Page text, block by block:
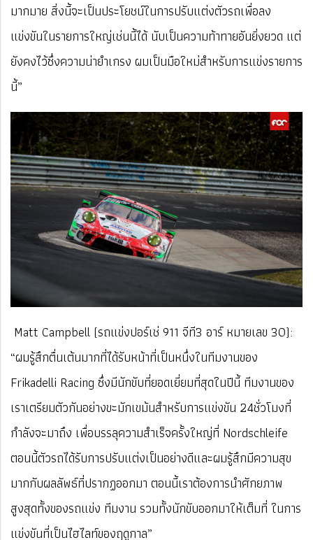
มากมาย สิ่งนี้จะเป็นประโยชน์ในการปรับแต่งตัวรถเพื่อลง
แข่งขันในรายการใหญ่เช่นนี้ได้ นับเป็นความท้าทายอันยิ่งยวด แต่
ยังคงไว้ซึ่งความน่ายำเกรง ผมเป็นมือใหม่สำหรับการแข่งรายการ
นี้”
Matt Campbell (รถแข่งปอร์เช่ 911 จีที3 อาร์ หมายเลข 30):
“ผมรู้สึกตื่นเต้นมากที่ได้รับหน้าที่เป็นหนึ่งในทีมงานของ
Frikadelli Racing ซึ่งมีนักขับที่ยอดเยี่ยมที่สุดในปีนี้ ทีมงานของ
เราเตรียมตัวกันอย่างขะมักเขม้นสำหรับการแข่งขัน 24ชั่วโมงที่
กำลังจะมาถึง เพื่อบรรลุความสำเร็จครั้งใหญ่ที่ Nordschleife
ตอนนี้ตัวรถได้รับการปรับแต่งเป็นอย่างดีและผมรู้สึกมีความสุข
มากกับผลลัพธ์ที่ปรากฏออกมา ตอนนี้เราต้องการนำศักยภาพ
สูงสุดทั้งของรถแข่ง ทีมงาน รวมทั้งนักขับออกมาให้เต็มที่ ในการ
แข่งขันที่เป็นไฮไลท์ของฤดูกาล”